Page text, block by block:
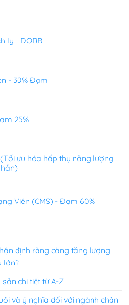
ly - DORB
- 30% Đạm
25%
(Tối ưu hóa hấp thụ năng lượng
Viên (CMS) - Đạm 60%
định rằng càng tăng lượng
lớn?
chi tiết từ A-Z
và ý nghĩa đối với ngành chăn